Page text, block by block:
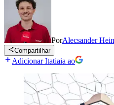
PorAlecsander
Compartilhar
Adicionar Itatiaia ao